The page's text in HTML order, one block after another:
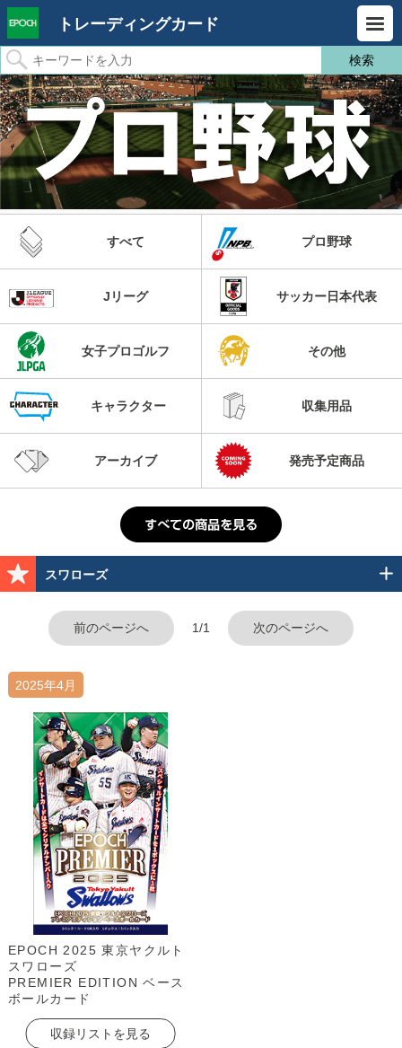
トレーディングカード
すべて プロ野球
Jリーグ サッカー日本代表
女子プロゴルフ その他
キャラクター 収集用品
アーカイブ 発売予定商品
スワローズ
前のページへ 1/1 次のページへ
2025年4月
EPOCH 2025 東京ヤクルト
スワローズ
PREMIER EDITION ベース
ボールカード
収録リストを見る